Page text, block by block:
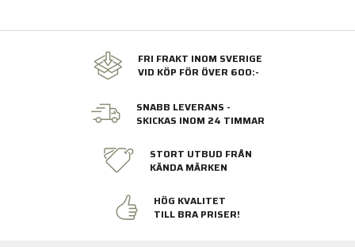
FRI FRAKT INOM SVERIGE
VID KÖP FÖR ÖVER 600:-
SNABB LEVERANS -
SKICKAS INOM 24 TIMMAR
STORT UTBUD FRÅN
KÄNDA MÄRKEN
HÖG KVALITET
TILL BRA PRISER!